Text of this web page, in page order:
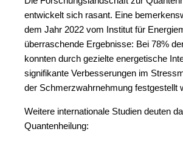
entwickelt sich rasant. Eine
dem Jahr 2022 vom Institut für
überraschende Ergebnisse: Bei 78%
konnten durch gezielte energetische
signifikante Verbesserungen im
der Schmerzwahrnehmung festgestellt
Weitere internationale Studien deuten
Quantenheilung: